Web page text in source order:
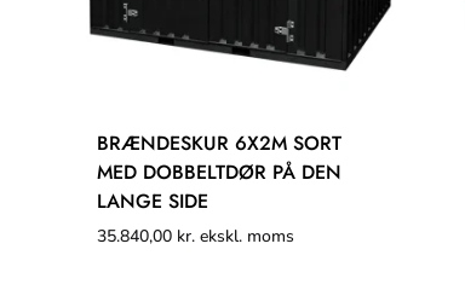
BRÆNDESKUR 6X2M SORT
MED DOBBELTDØR PÅ DEN
LANGE SIDE
35.840,00 kr. ekskl. moms